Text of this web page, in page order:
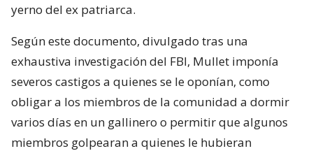
yerno del ex patriarca.
Según este documento, divulgado tras una
exhaustiva investigación del FBI, Mullet imponía
severos castigos a quienes se le oponían, como
obligar a los miembros de la comunidad a dormir
varios días en un gallinero o permitir que algunos
miembros golpearan a quienes le hubieran